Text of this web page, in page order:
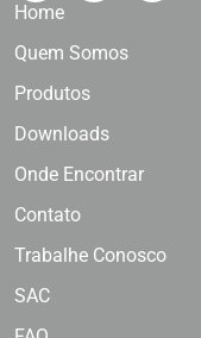
Home
Quem Somos
Produtos
Downloads
Onde Encontrar
Contato
Trabalhe Conosco
SAC